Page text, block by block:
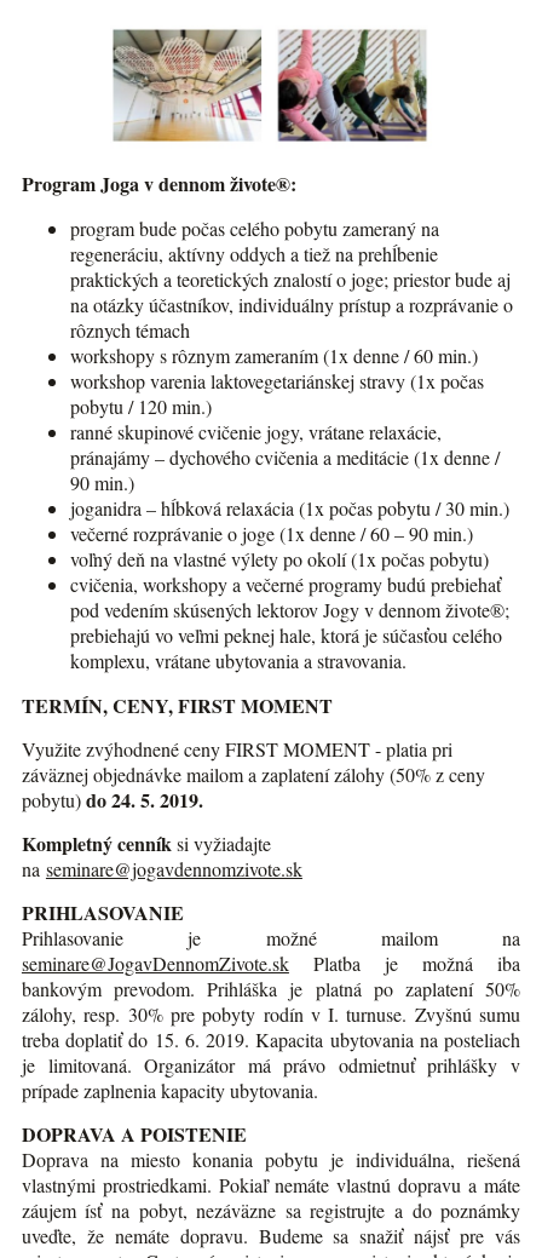
Program Joga v dennom živote®:
program bude počas celého pobytu zameraný na
regeneráciu, aktívny oddych a tiež na prehĺbenie
praktických a teoretických znalostí o joge; priestor bude aj
na otázky účastníkov, individuálny prístup a rozprávanie o
rôznych témach
workshopy s rôznym zameraním (1x denne / 60 min.)
workshop varenia laktovegetariánskej stravy (1x počas
pobytu / 120 min.)
ranné skupinové cvičenie jogy, vrátane relaxácie,
pránajámy – dychového cvičenia a meditácie (1x denne /
90 min.)
joganidra – hĺbková relaxácia (1x počas pobytu / 30 min.)
večerné rozprávanie o joge (1x denne / 60 – 90 min.)
voľný deň na vlastné výlety po okolí (1x počas pobytu)
cvičenia, workshopy a večerné programy budú prebiehať
pod vedením skúsených lektorov Jogy v dennom živote®;
prebiehajú vo veľmi peknej hale, ktorá je súčasťou celého
komplexu, vrátane ubytovania a stravovania.
TERMÍN, CENY, FIRST MOMENT
Využite zvýhodnené ceny FIRST MOMENT - platia pri
záväznej objednávke mailom a zaplatení zálohy (50% z ceny
pobytu)do 24. 5. 2019.
Kompletný cenníksi vyžiadajte
na seminare@jogavdennomzivote.sk
PRIHLASOVANIE
Prihlasovanie je možné mailom na
seminare@JogavDennomZivote.skPlatba je možná iba
bankovým prevodom. Prihláška je platná po zaplatení 50%
zálohy, resp. 30% pre pobyty rodín v I. turnuse. Zvyšnú sumu
treba doplatiť do 15. 6. 2019. Kapacita ubytovania na posteliach
je limitovaná. Organizátor má právo odmietnuť prihlášky v
prípade zaplnenia kapacity ubytovania.
DOPRAVA A POISTENIE
Doprava na miesto konania pobytu je individuálna, riešená
vlastnými prostriedkami. Pokiaľ nemáte vlastnú dopravu a máte
záujem ísť na pobyt, nezáväzne sa registrujte a do poznámky
uveďte, že nemáte dopravu. Budeme sa snažiť nájsť pre vás